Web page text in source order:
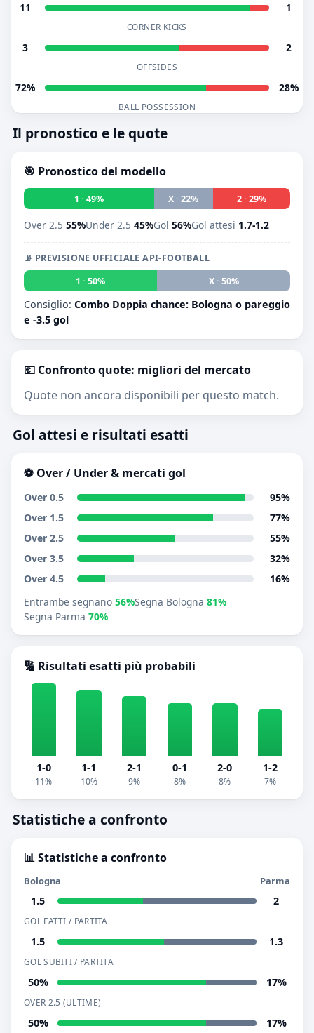
11 1
CORNER KICKS
3 2
OFFSIDES
72% 28%
BALL POSSESSION
Il pronostico e le quote
🎯 Pronostico del modello
1 · 49% X · 22% 2 · 29%
Over 2.5 55%Under 2.5 45%Gol 56%Gol attesi 1.7-1.2
📡 PREVISIONE UFFICIALE API-FOOTBALL
1 · 50%
X · 50%
Consiglio: Combo Doppia chance: Bologna o pareggio
e -3.5 gol
💶 Confronto quote: migliori del mercato
Quote non ancora disponibili per questo match.
Gol attesi e risultati esatti
⚽ Over / Under & mercati gol
Over 0.5
95%
Over 1.5
77%
Over 2.5
55%
Over 3.5
32%
Over 4.5
16%
Entrambe segnano 56%Segna Bologna 81%
Segna Parma 70%
🔢 Risultati esatti più probabili
1-0
11%
1-1
10%
2-1
9%
0-1
8%
2-0
8%
1-2
7%
Statistiche a confronto
📊 Statistiche a confronto
Bologna Parma
1.5 2
GOL FATTI / PARTITA
1.5 1.3
GOL SUBITI / PARTITA
50% 17%
OVER 2.5 (ULTIME)
50% 17%